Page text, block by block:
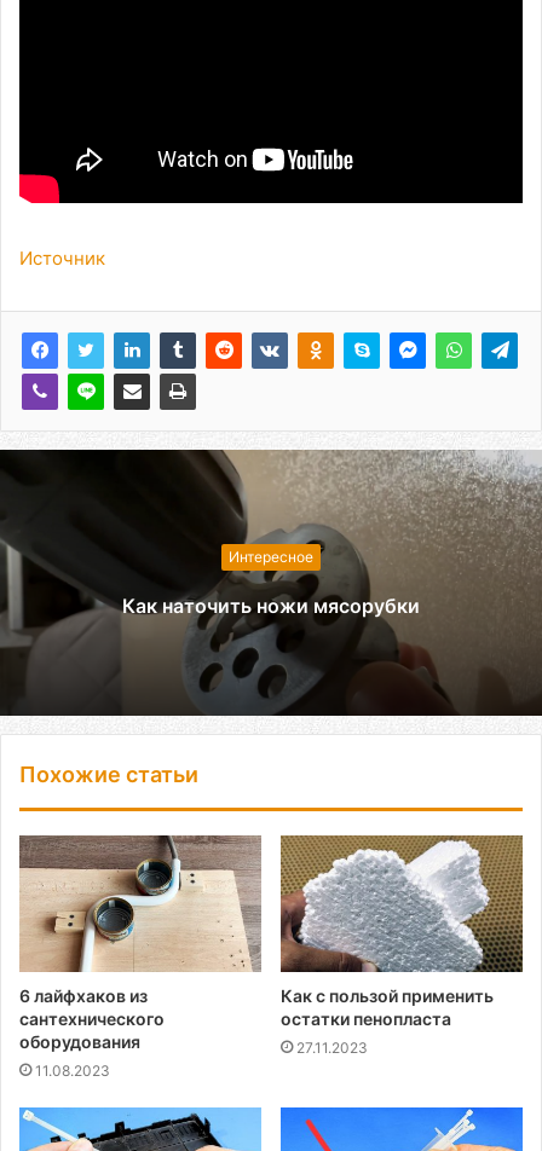
Источник
Интересное
Как наточить ножи мясорубки
Похожие статьи
6 лайфхаков из
сантехнического
оборудования
11.08.2023
Как с пользой применить
остатки пенопласта
27.11.2023